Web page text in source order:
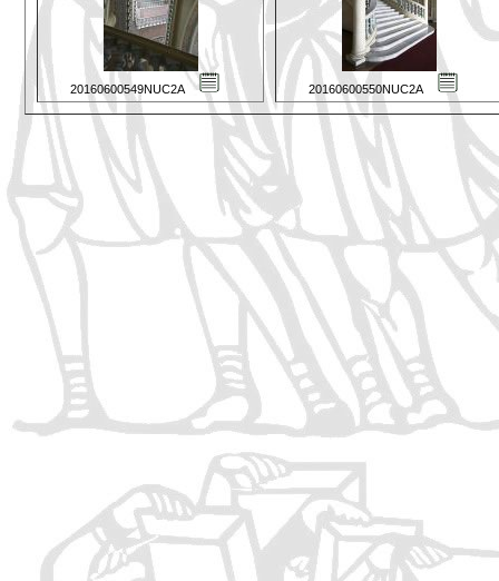
20160600549NUC2A 20160600550NUC2A